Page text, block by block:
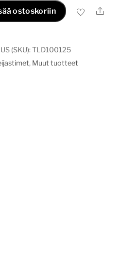
ostoskoriin Ale
(SKU):TLD100125
, Muut tuotteet